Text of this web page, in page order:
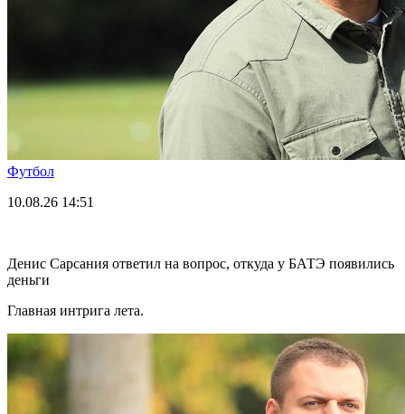
Футбол
10.08.26 14:51
Денис Сарсания ответил на вопрос, откуда у БАТЭ появились
деньги
Главная интрига лета.